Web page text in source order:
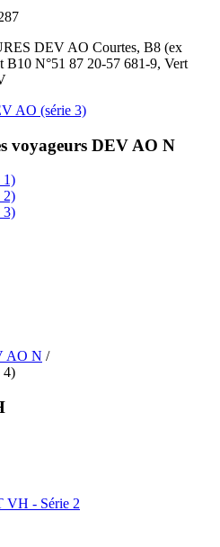
DEV AO Courtes, B8 (ex
B10 N°51 87 20-57 681-9, Vert
AO (série 3)
voyageurs DEV AO N
1)
2)
3)
AO N /
4)
VH - Série 2